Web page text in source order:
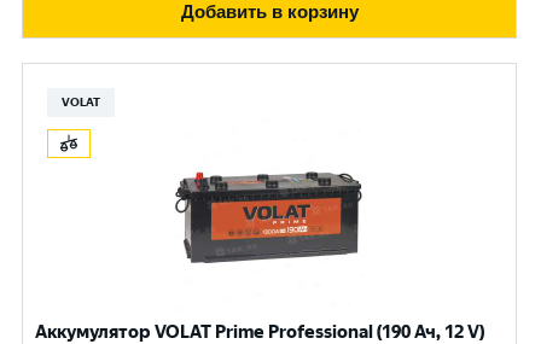
Добавить в корзину
VOLAT
Аккумулятор VOLAT Prime Professional (190 Ач, 12 V)